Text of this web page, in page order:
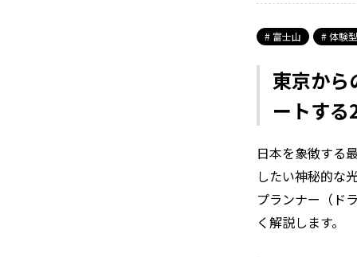
富士山 体験
東京から
ートする
日本を象徴する
したい神秘的な
プランナー（ド
く解説します。